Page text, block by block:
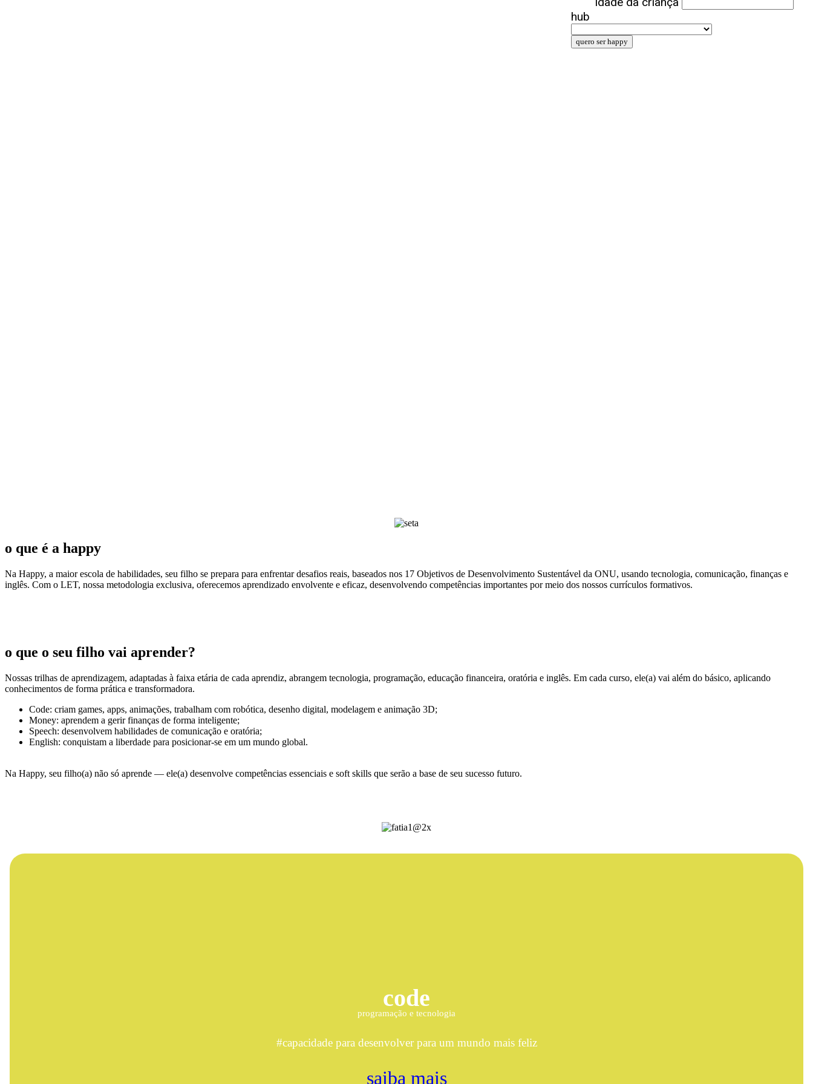
hub
quero ser happy
o que é a happy
Na Happy, a maior escola de habilidades, seu filho se prepara para enfrentar desafios reais, baseados nos 17 Objetivos de Desenvolvimento Sustentável da ONU, usando tecnologia, comunicação, finanças e
inglês. Com o LET, nossa metodologia exclusiva, oferecemos aprendizado envolvente e eficaz, desenvolvendo competências importantes por meio dos nossos currículos formativos.
o que o seu filho vai aprender?
Nossas trilhas de aprendizagem, adaptadas à faixa etária de cada aprendiz, abrangem tecnologia, programação, educação financeira, oratória e inglês. Em cada curso, ele(a) vai além do básico, aplicando
conhecimentos de forma prática e transformadora.
Code: criam games, apps, animações, trabalham com robótica, desenho digital, modelagem e animação 3D;
Money: aprendem a gerir finanças de forma inteligente;
Speech: desenvolvem habilidades de comunicação e oratória;
English: conquistam a liberdade para posicionar-se em um mundo global.
Na Happy, seu filho(a) não só aprende — ele(a) desenvolve competências essenciais e soft skills que serão a base de seu sucesso futuro.
code
programação e tecnologia
#capacidade para desenvolver para um mundo mais feliz
saiba mais